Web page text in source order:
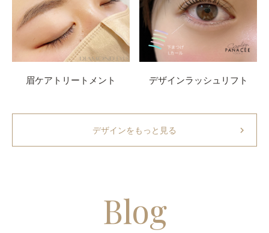
眉ケアトリートメント デザインラッシュリフト
デザインをもっと見る chevron_right
Blog